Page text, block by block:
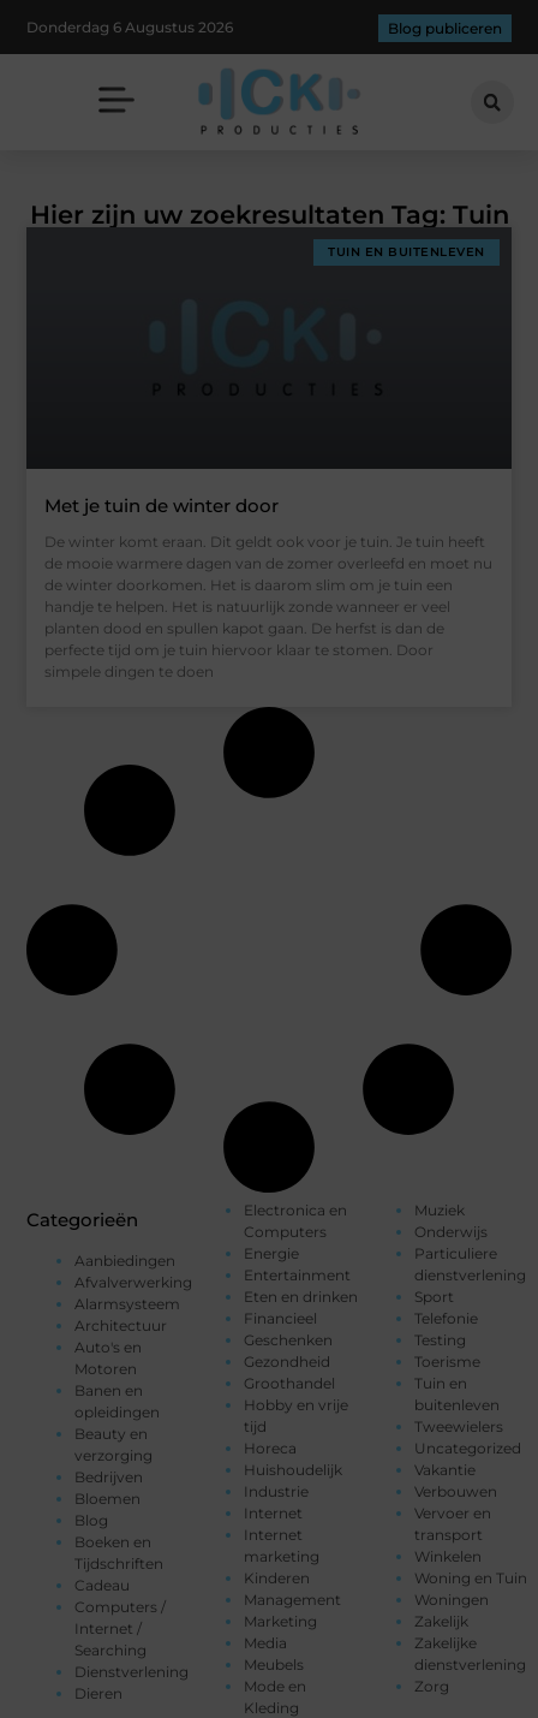
Donderdag 6 Augustus 2026 Blog publiceren
Hier zijn uw zoekresultaten Tag: Tuin
TUIN EN BUITENLEVEN
Met je tuin de winter door
De winter komt eraan. Dit geldt ook voor je tuin. Je tuin heeft
de mooie warmere dagen van de zomer overleefd en moet nu
de winter doorkomen. Het is daarom slim om je tuin een
handje te helpen. Het is natuurlijk zonde wanneer er veel
planten dood en spullen kapot gaan. De herfst is dan de
perfecte tijd om je tuin hiervoor klaar te stomen. Door
simpele dingen te doen
Categorieën
Aanbiedingen
Afvalverwerking
Alarmsysteem
Architectuur
Auto's en
Motoren
Banen en
opleidingen
Beauty en
verzorging
Bedrijven
Bloemen
Blog
Boeken en
Tijdschriften
Cadeau
Computers /
Internet /
Searching
Dienstverlening
Dieren
Electronica en
Computers
Energie
Entertainment
Eten en drinken
Financieel
Geschenken
Gezondheid
Groothandel
Hobby en vrije
tijd
Horeca
Huishoudelijk
Industrie
Internet
Internet
marketing
Kinderen
Management
Marketing
Media
Meubels
Mode en
Kleding
Muziek
Onderwijs
Particuliere
dienstverlening
Sport
Telefonie
Testing
Toerisme
Tuin en
buitenleven
Tweewielers
Uncategorized
Vakantie
Verbouwen
Vervoer en
transport
Winkelen
Woning en Tuin
Woningen
Zakelijk
Zakelijke
dienstverlening
Zorg